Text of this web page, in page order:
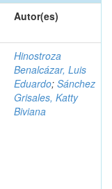
Autor(es)
Hinostroza
Benalcázar, Luis
Eduardo; Sánchez
Grisales, Katty
Biviana